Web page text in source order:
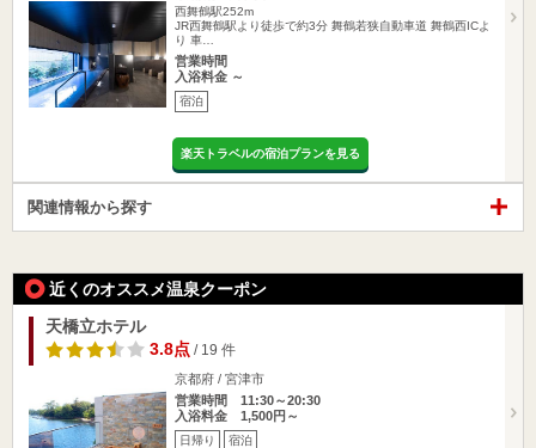
西舞鶴駅252m
JR西舞鶴駅より徒歩で約3分 舞鶴若狭自動車道 舞鶴西ICよ
り 車…
営業時間
入浴料金 ～
宿泊
楽天トラベルの宿泊プランを見る
関連情報から探す
近くのオススメ温泉クーポン
天橋立ホテル
3.8点/ 19 件
京都府 / 宮津市
営業時間 11:30～20:30
入浴料金 1,500円～
日帰り 宿泊